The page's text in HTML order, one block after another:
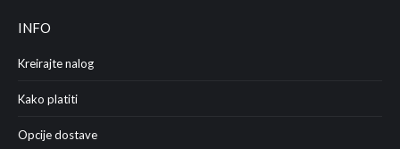
INFO
Kreirajte nalog
Kako platiti
Opcije dostave